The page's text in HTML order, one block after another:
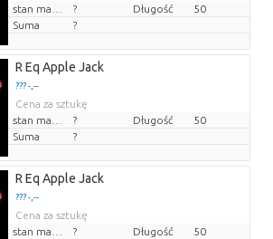
? Długość
50
Suma
?
R Eq Apple Jack
??? -,--
Cena za sztukę
? Długość
50
Suma
?
R Eq Apple Jack
??? -,--
Cena za sztukę
? Długość
50